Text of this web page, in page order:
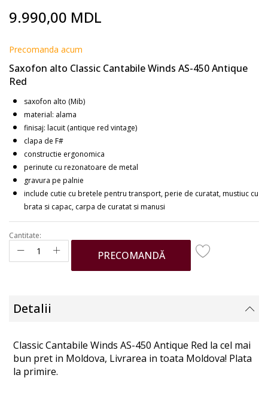
to
beginning
of
the
images
gallery
9.990,00 MDL
Precomanda acum
Saxofon alto Classic Cantabile Winds AS-450 Antique
Red
saxofon alto (Mib)
material: alama
finisaj: lacuit (antique red vintage)
clapa de F#
constructie ergonomica
perinute cu rezonatoare de metal
gravura pe palnie
include cutie cu bretele pentru transport, perie de curatat, mustiuc cu
brata si capac, carpa de curatat si manusi
Cantitate:
PRECOMANDĂ
Detalii
Classic Cantabile Winds AS-450 Antique Red la cel mai
bun pret in Moldova, Livrarea in toata Moldova! Plata
la primire.